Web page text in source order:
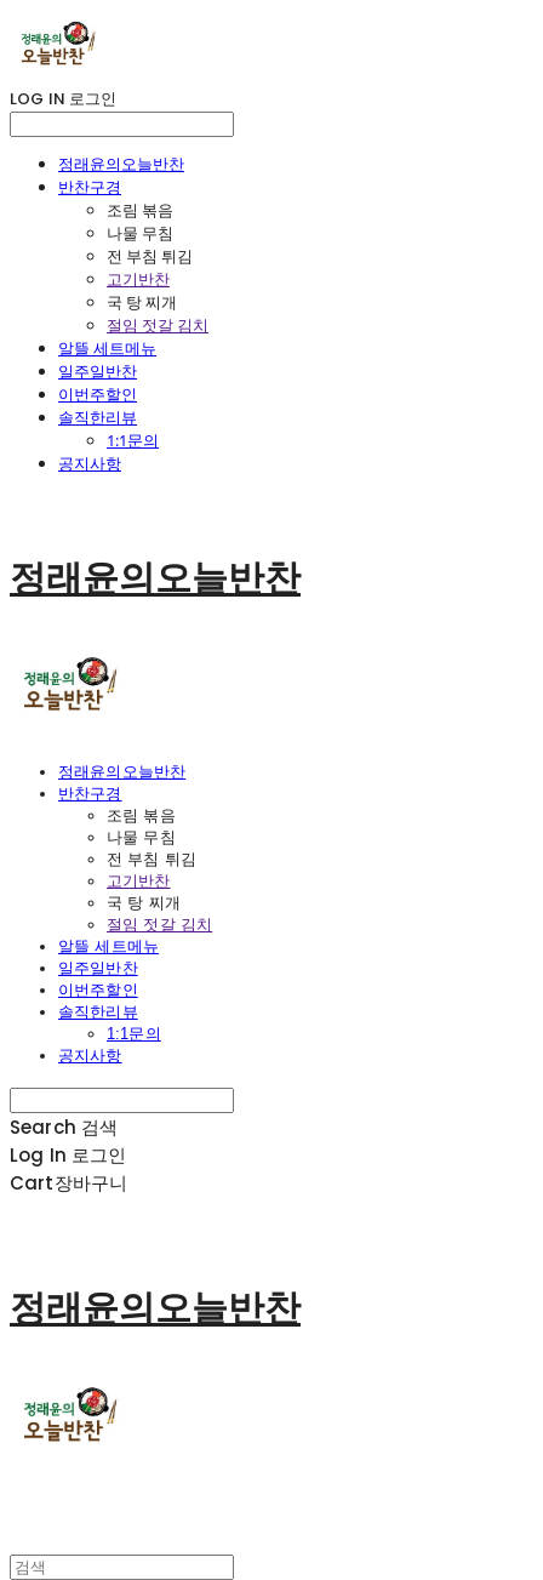
LOG IN 로그인
정래윤의오늘반찬
반찬구경
조림 볶음
나물 무침
전 부침 튀김
고기반찬
국 탕 찌개
절임 젓갈 김치
알뜰 세트메뉴
일주일반찬
이번주할인
솔직한리뷰
1:1문의
공지사항
정래윤의오늘반찬
정래윤의오늘반찬
반찬구경
조림 볶음
나물 무침
전 부침 튀김
고기반찬
국 탕 찌개
절임 젓갈 김치
알뜰 세트메뉴
일주일반찬
이번주할인
솔직한리뷰
1:1문의
공지사항
Search 검색
Log In 로그인
Cart장바구니
정래윤의오늘반찬